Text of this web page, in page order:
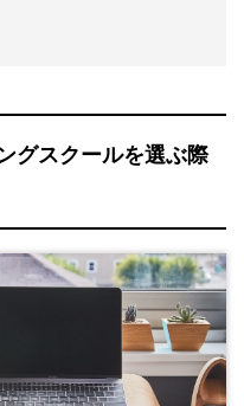
グスクールを選ぶ際